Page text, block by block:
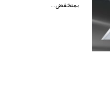
بمنخفض…